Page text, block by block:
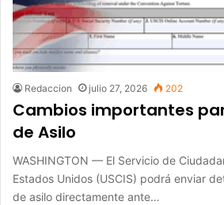
Redaccion julio 27, 2026 202
Cambios importantes
de Asilo
WASHINGTON — El Servicio de
Estados Unidos (USCIS) podrá enviar
de asilo directamente ante…